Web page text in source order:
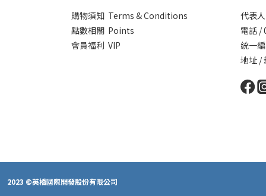
購物須知 Terms & Conditions
點數相關 Points
會員福利 VIP
代表
電話 /
統一
地址 /
2023 ©英橋國際開發股份有限公司